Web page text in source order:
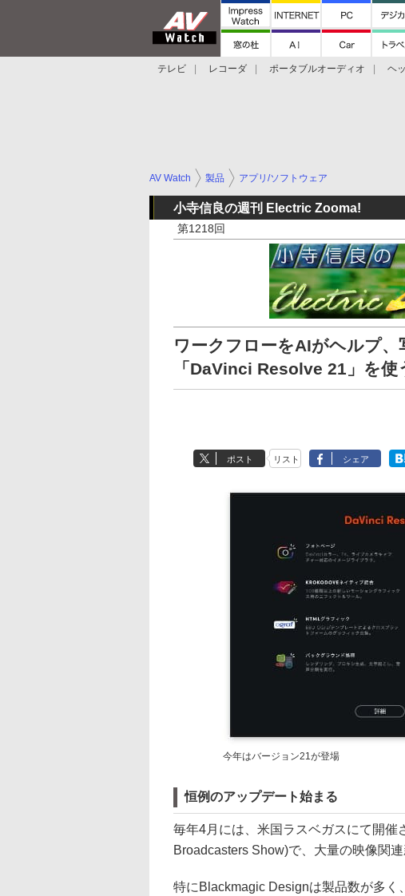
テレビ レコーダ ポータブルオーディオ ヘ
AV Watch 製品 アプリ/ソフトウェア
小寺信良の週刊 Electric Zooma!
第1218回
ワークフローをAIがヘルプ、
「DaVinci Resolve 21」を使
ポスト リスト シェア
今年はバージョン21が登場
恒例のアップデート始まる
毎年4月には、米国ラスベガスにて開
Broadcasters Show)で、大量の映像関
特にBlackmagic Designは製品数が多く